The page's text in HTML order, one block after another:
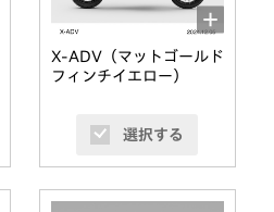
X-ADV（マットゴールド
フィンチイエロー）
選択する